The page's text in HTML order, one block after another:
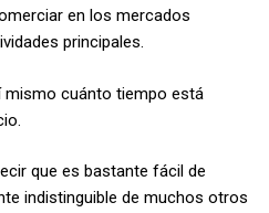
en los mercados
principales.
mismo cuánto tiempo está
que es bastante fácil de
indistinguible de muchos otros